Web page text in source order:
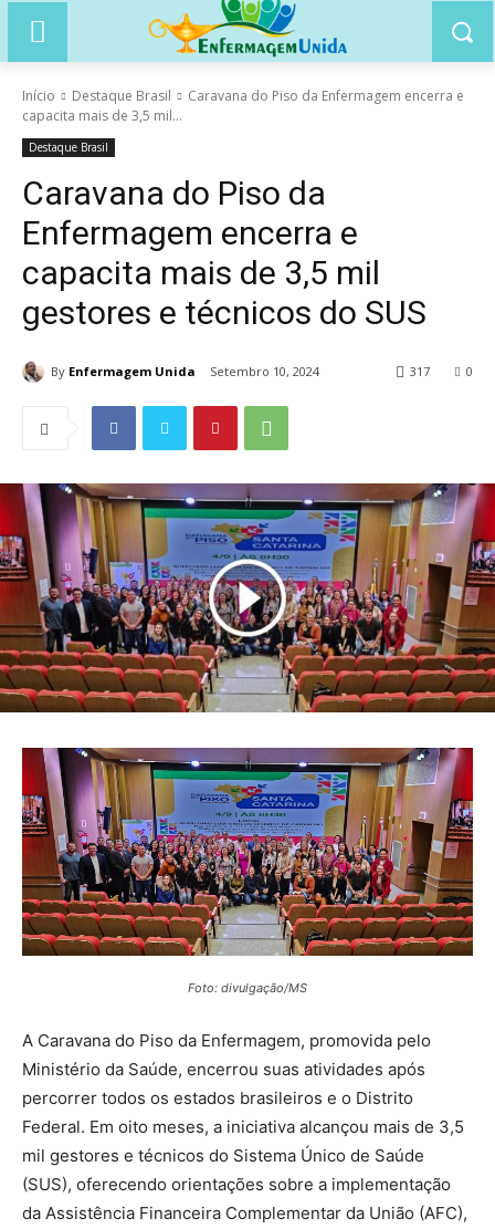
Início Destaque Brasil
Caravana do Piso da Enfermagem encerra e
capacita mais de 3,5 mil...
Destaque Brasil
Caravana do Piso da
Enfermagem encerra e
capacita mais de 3,5 mil
gestores e técnicos do SUS
By Enfermagem Unida Setembro 10, 2024 0
317
Foto: divulgação/MS
A Caravana do Piso da Enfermagem, promovida pelo
Ministério da Saúde, encerrou suas atividades após
percorrer todos os estados brasileiros e o Distrito
Federal. Em oito meses, a iniciativa alcançou mais de 3,5
mil gestores e técnicos do Sistema Único de Saúde
(SUS), oferecendo orientações sobre a implementação
da Assistência Financeira Complementar da União (AFC),